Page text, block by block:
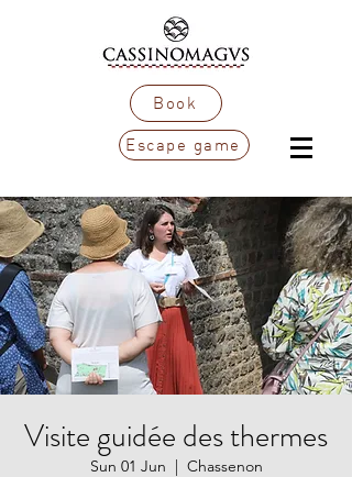
Book
Escape game
Visite guidée des thermes
Sun 01 Jun
  |
Chassenon